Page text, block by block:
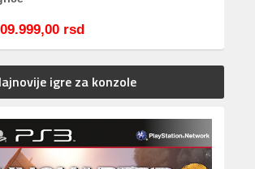
rsd
igre za konzole